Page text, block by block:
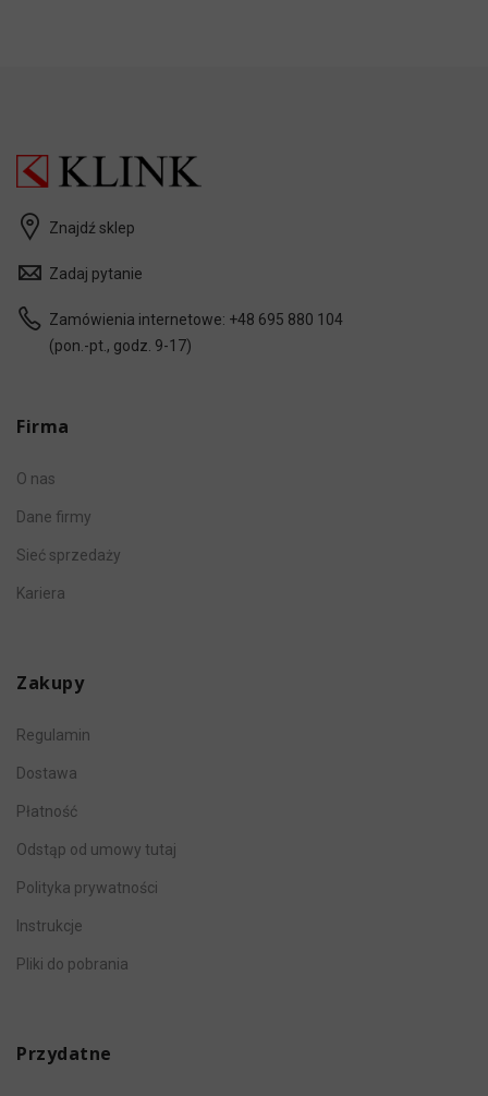
Znajdź sklep
Zadaj pytanie
Zamówienia internetowe: +48 695 880 104
(pon.-pt., godz. 9-17)
Firma
O nas
Dane firmy
Sieć sprzedaży
Kariera
Zakupy
Regulamin
Dostawa
Płatność
Odstąp od umowy tutaj
Polityka prywatności
Instrukcje
Pliki do pobrania
Przydatne